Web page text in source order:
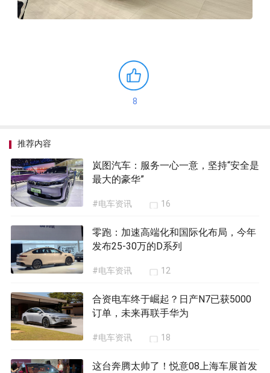
8
推荐内容
岚图汽车：服务一心一意，坚持“安全是
最大的豪华”
#电车资讯 16
零跑：加速高端化和国际化布局，今年
发布25-30万的D系列
#电车资讯 12
合资电车终于崛起？日产N7已获5000
订单，未来再联手华为
#电车资讯 18
这台奔腾太帅了！悦意08上海车展首发